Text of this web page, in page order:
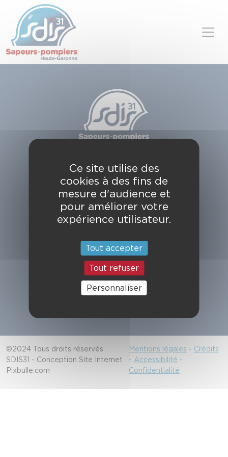
49, chemin de l'Armurié
C.S. 80123
31772 COLOMIERS CEDEX
Contactez-nous
Alerter les secours
18/112
©2024 Tous droits réservés
SDIS31 - Conception Site Internet
Pixbulle.com
Mentions légales - Crédits
- Accessibilité -
Confidentialité
Panneau de gestion des cookies
Ce site utilise des
cookies à des fins de
mesure d'audience et
pour améliorer votre
expérience utilisateur.
Tout accepter
Tout refuser
Personnaliser